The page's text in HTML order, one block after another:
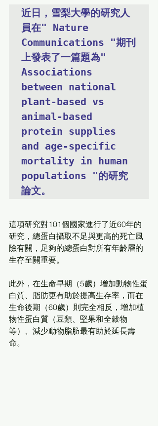
近日，雪梨大學的研究人
員在" Nature
Communications "期刊
上發表了一篇題為"
Associations
between national
plant-based vs
animal-based
protein supplies
and age-specific
mortality in human
populations "的研究
論文。
這項研究對101個國家進行了近60年的
研究，總蛋白攝取不足與更高的死亡風
險有關，足夠的總蛋白對所有年齡層的
生存至關重要。
此外，在生命早期（5歲）增加動物性蛋
白質、脂肪更有助於提高生存率，而在
生命後期（60歲）則完全相反，增加植
物性蛋白質（豆類、堅果和全穀物
等）、減少動物脂肪最有助於延長壽
命。